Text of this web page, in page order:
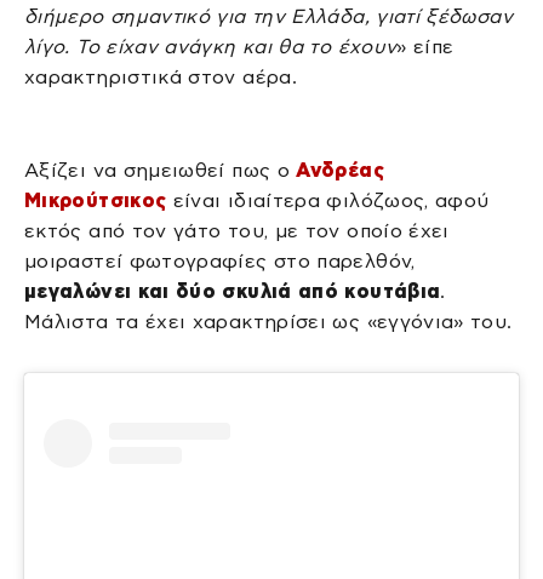
διήμερο σημαντικό για την Ελλάδα, γιατί ξέδωσαν
λίγο. Το είχαν ανάγκη και θα το έχουν» είπε
χαρακτηριστικά στον αέρα.
Αξίζει να σημειωθεί πως οΑνδρέας
Μικρούτσικος είναι ιδιαίτερα φιλόζωος, αφού
εκτός από τον γάτο του, με τον οποίο έχει
μοιραστεί φωτογραφίες στο παρελθόν,
μεγαλώνει και δύο σκυλιά από κουτάβια.
Μάλιστα τα έχει χαρακτηρίσει ως «εγγόνια» του.